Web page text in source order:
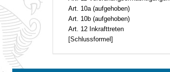
Art. 10a (aufgehoben)
Art. 10b (aufgehoben)
Art. 12 Inkrafttreten
[Schlussformel]